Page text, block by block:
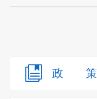
政策